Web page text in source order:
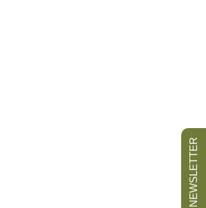
NEWSLETTER